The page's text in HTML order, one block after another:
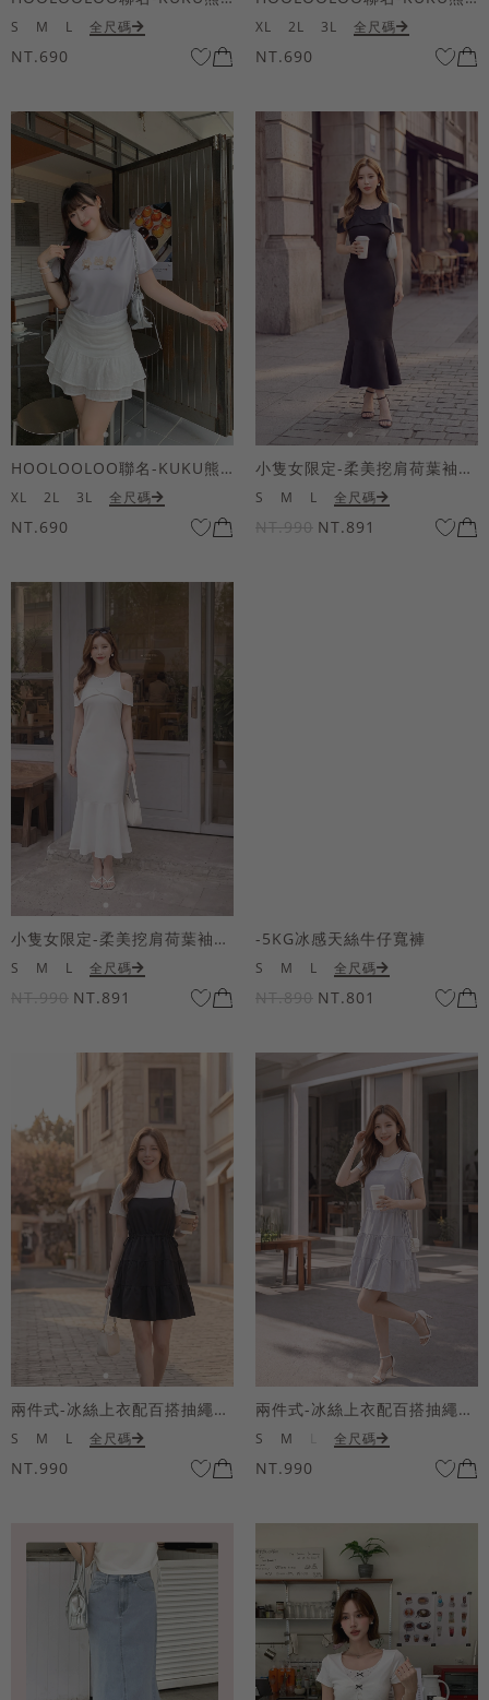
S M L 全尺碼
NT.690
XL 2L 3L 全尺碼
NT.690
HOOLOOLOO聯名-KUKU熊蝴蝶結短袖上衣
XL 2L 3L 全尺碼
NT.690
小隻女限定-柔美挖肩荷葉袖魚尾長洋裝
S M L 全尺碼
NT.990 NT.891
小隻女限定-柔美挖肩荷葉袖魚尾長洋裝
S M L 全尺碼
NT.990 NT.891
-5KG冰感天絲牛仔寬褲
S M L 全尺碼
NT.890 NT.801
兩件式-冰絲上衣配百搭抽繩短洋裝
S M L 全尺碼
NT.990
兩件式-冰絲上衣配百搭抽繩短洋裝
S M 全尺碼
NT.990